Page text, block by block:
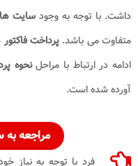
داشت. با توجه به وجودسایت
متفاوت می باشد.پرداخت
ادامه در ارتباط با مراحلنحوه
آورده شده است.
مراجعه به
فرد با توجه به نیاز